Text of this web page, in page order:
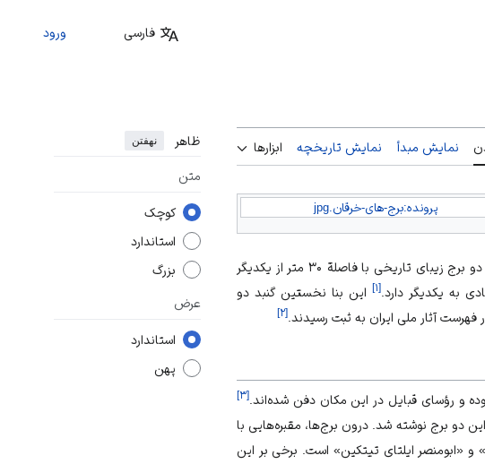
فارسی ورود
نمایش مبدأ نمایش تاریخچه ابزارها ظاهر نهفتن
متن
کوچک
استاندارد
بزرگ
عرض
استاندارد
پهن
پرونده:برج-های-خرقان.jpg
قرار دارند. این دو برج زیبای تاریخی با فاصلة ۳۰ متر از یکدیگر
[۱]این بنا نخستین گنبد دو
[۲]
و رؤسای قبایل در این مکان دفن شده‌اند.[۳]
سال ۱۹۶۴م انجام شد و در سال ۱۹۶۶م، مقاله‌ای دربارة این دو برج نوشته شد. درون برج‌ها، مقبره‌هایی با
«ابومنصر ایلتای تی‏تکین» است. برخی بر این